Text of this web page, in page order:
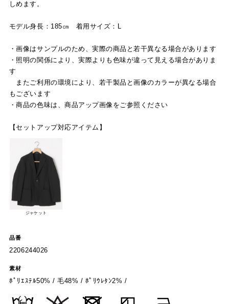
しめます。
モデル身長：185㎝ 着用サイズ：L
・画像はサンプルのため、実際の商品と若干異なる場合があります
・照明の関係により、実際よりも色味が違って見える場合がありま
す
またご利用の環境により、若干製品と画像のカラーが異なる場合
もございます
・商品の色味は、商品アップ画像をご参照ください
【セットアップ対応アイテム】
ジャケット
品番
2206244026
素材
ﾎﾟﾘｴｽﾃﾙ50% / 毛48% / ﾎﾟﾘｳﾚﾀﾝ2% /